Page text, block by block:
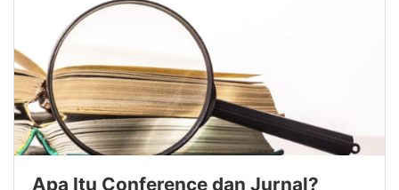
Apa Itu Conference dan Jurnal?